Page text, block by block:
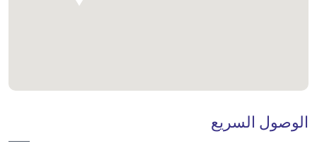
الوصول السريع